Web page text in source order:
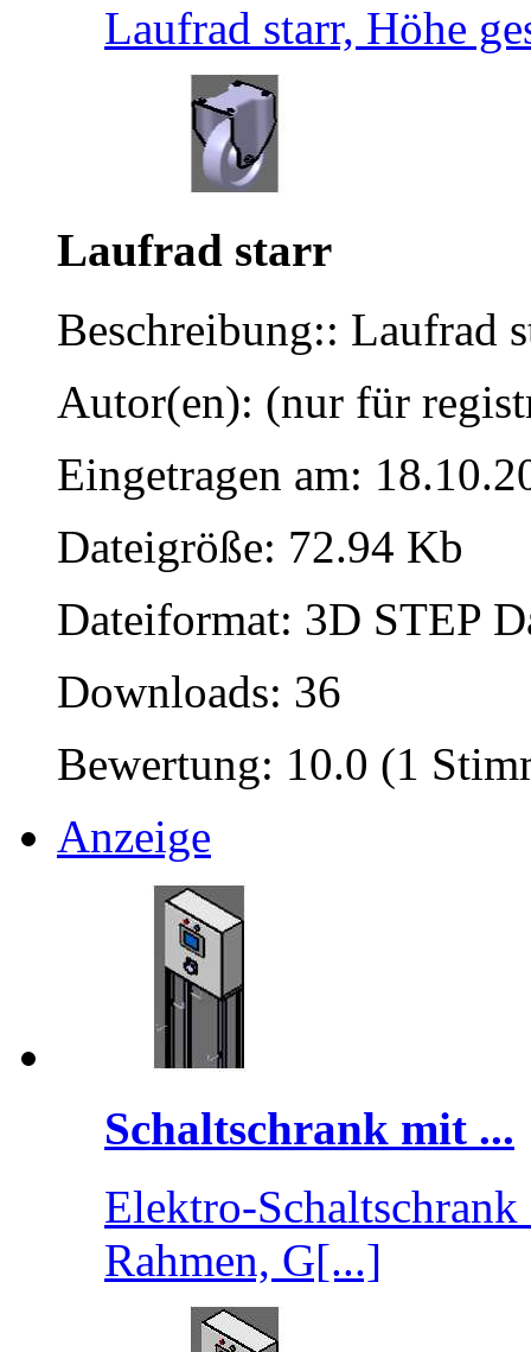
Laufrad starr, Höhe
Laufrad starr
Beschreibung:: Laufrad
Autor(en): (nur für
Eingetragen am:
Dateigröße: 72.94 Kb
Dateiformat: 3D STEP
Downloads: 36
Bewertung: 10.0 (1
Anzeige
Schaltschrank mit ...
Elektro-
Rahmen, G[...]